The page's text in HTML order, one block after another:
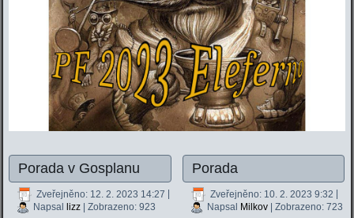
Porada v Gosplanu
Zveřejněno: 12. 2. 2023 14:27
Napsal
lizz | Zobrazeno: 923
Porada
Zveřejněno: 10. 2. 2023 9:32
Napsal Milkov| Zobrazeno: 723